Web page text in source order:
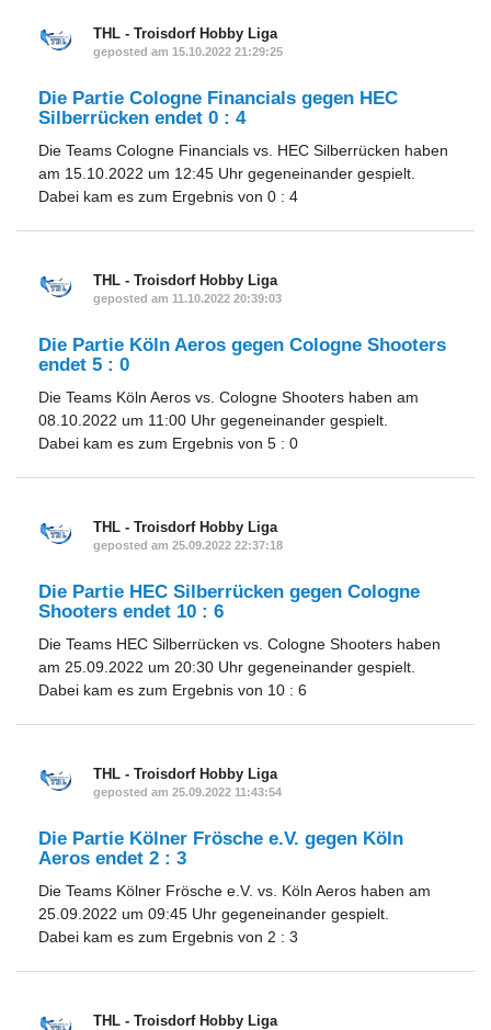
THL - Troisdorf Hobby Liga
geposted am 15.10.2022 21:29:25
Die Partie Cologne Financials gegen HEC
Silberrücken endet 0 : 4
Die Teams Cologne Financials vs. HEC Silberrücken haben
am 15.10.2022 um 12:45 Uhr gegeneinander gespielt.
Dabei kam es zum Ergebnis von 0 : 4
THL - Troisdorf Hobby Liga
geposted am 11.10.2022 20:39:03
Die Partie Köln Aeros gegen Cologne Shooters
endet 5 : 0
Die Teams Köln Aeros vs. Cologne Shooters haben am
08.10.2022 um 11:00 Uhr gegeneinander gespielt.
Dabei kam es zum Ergebnis von 5 : 0
THL - Troisdorf Hobby Liga
geposted am 25.09.2022 22:37:18
Die Partie HEC Silberrücken gegen Cologne
Shooters endet 10 : 6
Die Teams HEC Silberrücken vs. Cologne Shooters haben
am 25.09.2022 um 20:30 Uhr gegeneinander gespielt.
Dabei kam es zum Ergebnis von 10 : 6
THL - Troisdorf Hobby Liga
geposted am 25.09.2022 11:43:54
Die Partie Kölner Frösche e.V. gegen Köln
Aeros endet 2 : 3
Die Teams Kölner Frösche e.V. vs. Köln Aeros haben am
25.09.2022 um 09:45 Uhr gegeneinander gespielt.
Dabei kam es zum Ergebnis von 2 : 3
THL - Troisdorf Hobby Liga